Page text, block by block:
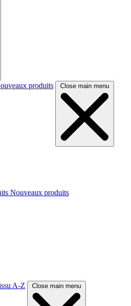
produits Close main menu
Nouveaux produits
A-Z Close main menu